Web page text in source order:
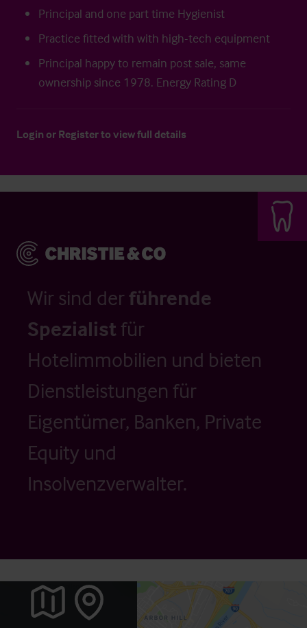
Principal and one part time Hygienist
Practice fitted with with high-tech equipment
Principal happy to remain post sale, same
ownership since 1978. Energy Rating D
Login or Registerto view full details
Wir sind der führende
Spezialistfür
Hotelimmobilien und bieten
Dienstleistungen für
Eigentümer, Banken, Private
Equity und
Insolvenzverwalter.